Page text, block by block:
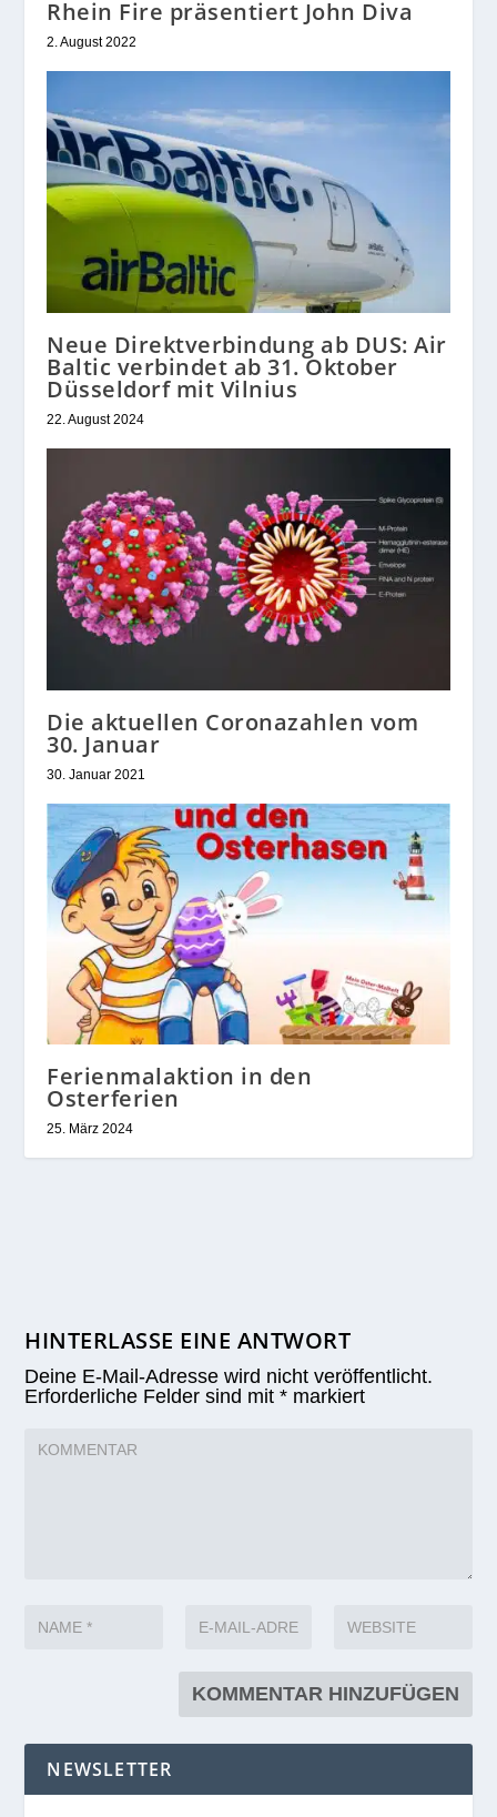
Rhein Fire präsentiert John Diva
2. August 2022
Neue Direktverbindung ab DUS: Air
Baltic verbindet ab 31. Oktober
Düsseldorf mit Vilnius
22. August 2024
Die aktuellen Coronazahlen vom
30. Januar
30. Januar 2021
Ferienmalaktion in den
Osterferien
25. März 2024
HINTERLASSE EINE ANTWORT
Deine E-Mail-Adresse wird nicht veröffentlicht.
Erforderliche Felder sind mit* markiert
NEWSLETTER